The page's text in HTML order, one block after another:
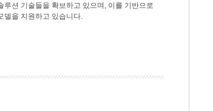
션 기술들을 확보하고 있으며, 이를 기반으로
델을 지원하고 있습니다.